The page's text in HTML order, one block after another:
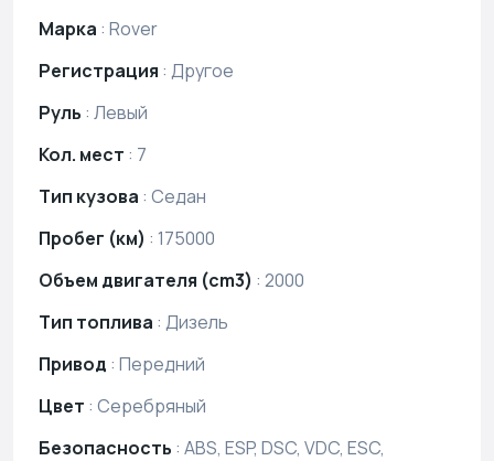
Марка : Rover
Регистрация : Другое
Руль : Левый
Кол. мест : 7
Тип кузова : Седан
Пробег (км) : 175000
Объем двигателя (cm3) : 2000
Тип топлива : Дизель
Привод : Передний
Цвет : Серебряный
Безопасность : ABS, ESP, DSC, VDC, ESC,